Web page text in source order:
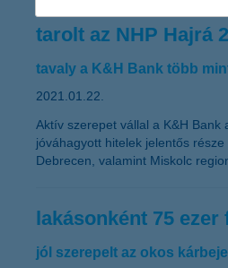
tarolt az NHP Hajrá
tavaly a K&H Bank több
2021.01.22.
Aktív szerepet vállal a K&H
jóváhagyott hitelek jelentős
Debrecen, valamint Miskolc
lakásonként 75
jól szerepelt az okos